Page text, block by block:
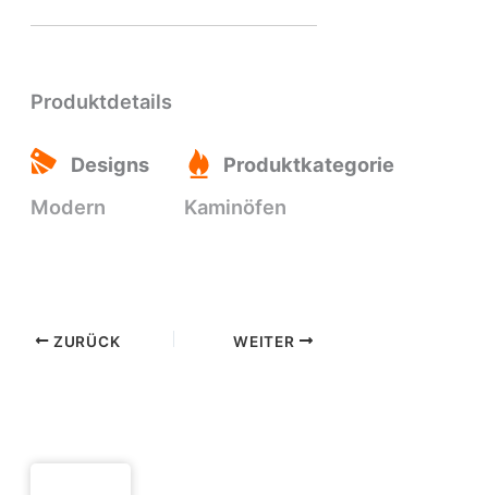
Produktdetails
Designs
Modern
Produktkategorie
Kaminöfen
ZURÜCK WEITER